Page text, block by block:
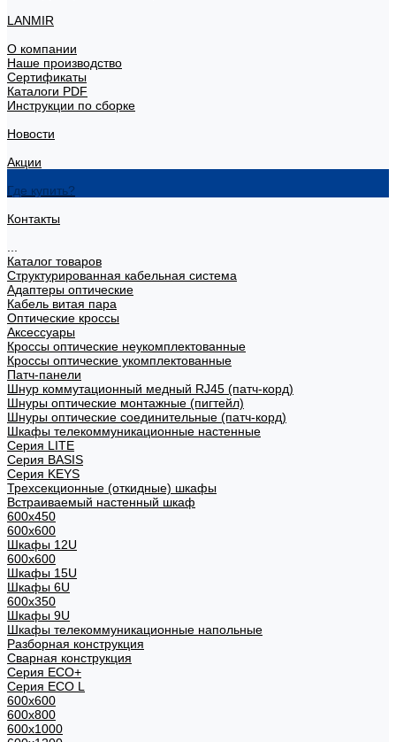
LANMIR
О компании
Наше производство
Сертификаты
Каталоги PDF
Инструкции по сборке
Новости
Акции
Где купить?
Контакты
Каталог товаров
Структурированная кабельная система
Адаптеры оптические
Кабель витая пара
Оптические кроссы
Аксессуары
Кроссы оптические неукомплектованные
Кроссы оптические укомплектованные
Патч-панели
Шнур коммутационный медный RJ45 (патч-корд)
Шнуры оптические монтажные (пигтейл)
Шнуры оптические соединительные (патч-корд)
Шкафы телекоммуникационные настенные
Cерия LITE
Cерия BASIS
Cерия KEYS
Трехсекционные (откидные) шкафы
Встраиваемый настенный шкаф
600x450
600x600
Шкафы 12U
600x600
Шкафы 15U
Шкафы 6U
600x350
Шкафы 9U
Шкафы телекоммуникационные напольные
Разборная конструкция
Сварная конструкция
Серия ECO+
Серия ECO L
600x600
600x800
600х1000